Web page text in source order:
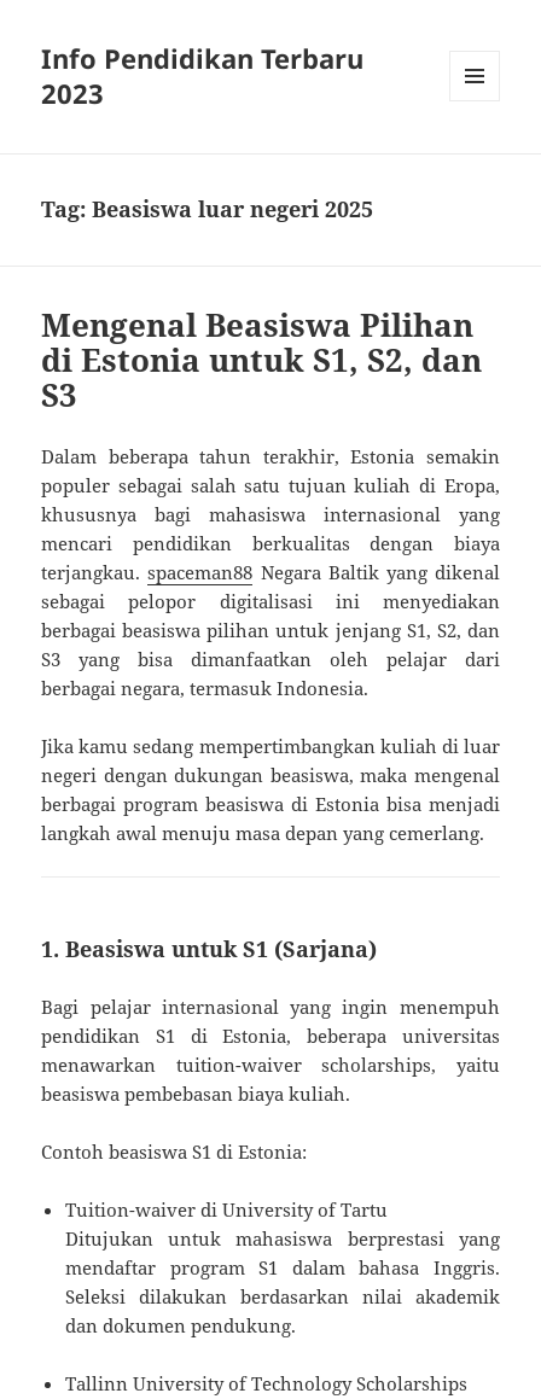
Info Pendidikan Terbaru
2023
Tag:Beasiswa luar negeri 2025
Mengenal Beasiswa Pilihan
di Estonia untuk S1, S2, dan
S3
Dalam beberapa tahun terakhir, Estonia semakin
populer sebagai salah satu tujuan kuliah di Eropa,
khususnya bagi mahasiswa internasional yang
mencari pendidikan berkualitas dengan biaya
terjangkau.spaceman88 Negara Baltik yang dikenal
sebagai pelopor digitalisasi ini menyediakan
berbagai beasiswa pilihan untuk jenjang S1, S2, dan
S3 yang bisa dimanfaatkan oleh pelajar dari
berbagai negara, termasuk Indonesia.
Jika kamu sedang mempertimbangkan kuliah di luar
negeri dengan dukungan beasiswa, maka mengenal
berbagai program beasiswa di Estonia bisa menjadi
langkah awal menuju masa depan yang cemerlang.
1. Beasiswa untuk S1 (Sarjana)
Bagi pelajar internasional yang ingin menempuh
pendidikan S1 di Estonia, beberapa universitas
menawarkan tuition-waiver scholarships, yaitu
beasiswa pembebasan biaya kuliah.
Contoh beasiswa S1 di Estonia:
Tuition-waiver di University of Tartu
Ditujukan untuk mahasiswa berprestasi yang
mendaftar program S1 dalam bahasa Inggris.
Seleksi dilakukan berdasarkan nilai akademik
dan dokumen pendukung.
Tallinn University of Technology Scholarships